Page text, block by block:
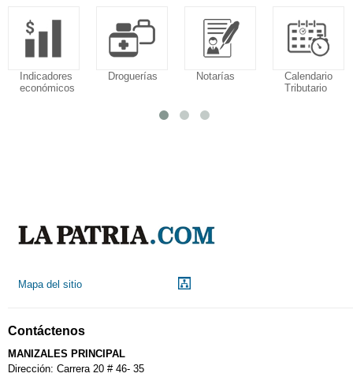
Indicadores
económicos
Droguerías Notarías
Calendario
Tributario
Mapa del sitio
Contáctenos
MANIZALES PRINCIPAL
Dirección: Carrera 20 # 46- 35